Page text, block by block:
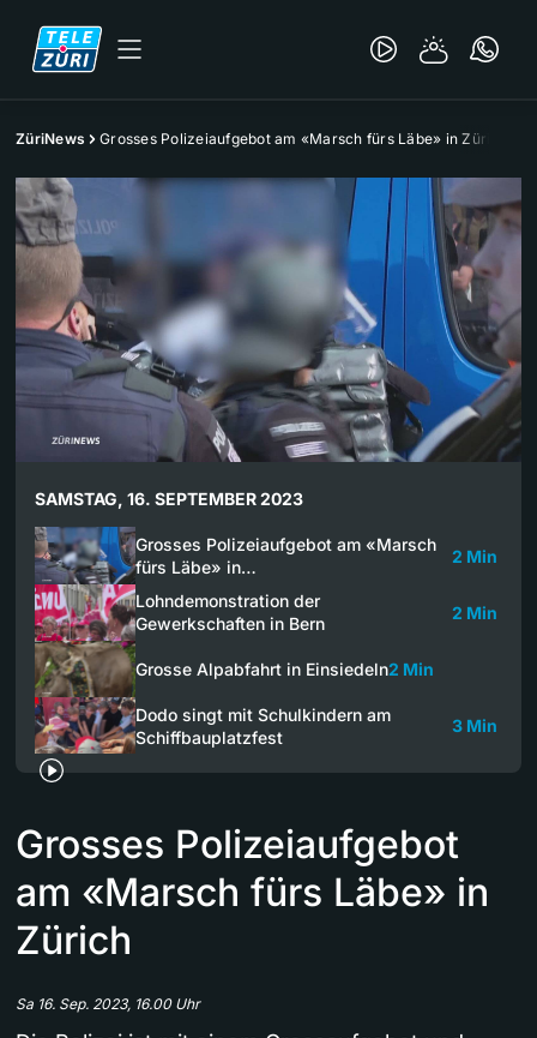
ZüriNews Grosses Polizeiaufgebot am «Marsch fürs Läbe» in Zürich
SAMSTAG, 16. SEPTEMBER 2023
Grosses Polizeiaufgebot am «Marsch
fürs Läbe» in…
2 Min
Lohndemonstration der
Gewerkschaften in Bern
2 Min
Grosse Alpabfahrt in Einsiedeln2 Min
Dodo singt mit Schulkindern am
Schiffbauplatzfest
3 Min
Grosses Polizeiaufgebot
am «Marsch fürs Läbe» in
Zürich
Sa 16. Sep. 2023, 16.00 Uhr